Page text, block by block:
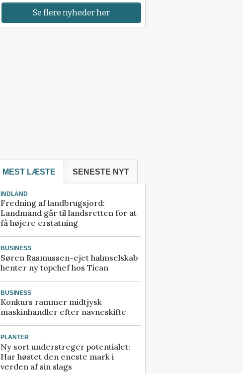
Se flere nyheder her
MEST LÆSTE SENESTE NYT
INDLAND
Fredning af landbrugsjord:
Landmand går til landsretten for at
få højere erstatning
BUSINESS
Søren Rasmussen-ejet halmselskab
henter ny topchef hos Tican
BUSINESS
Konkurs rammer midtjysk
maskinhandler efter navneskifte
PLANTER
Ny sort understreger potentialet:
Har høstet den eneste mark i
verden af sin slags